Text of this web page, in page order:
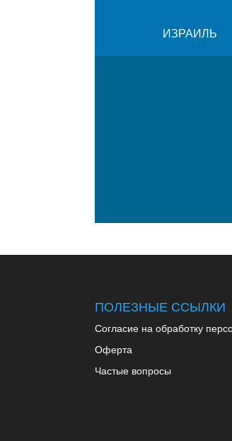
ИЗРАИЛЬ
ПОЛЕЗНЫЕ ССЫЛКИ
Согласие на обработку
Оферта
Частые вопросы